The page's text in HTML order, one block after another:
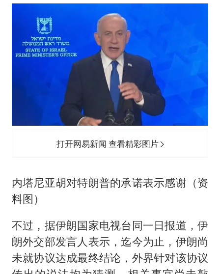
打开网易新闻 查看精彩图片
内塔尼亚胡对特朗普的承诺表示感谢（资
料图）
不过，据伊朗国家电视台同一日报道，伊
朗外交部发言人表示，迄今为止，伊朗尚
未就协议达成最终结论，外界针对该协议